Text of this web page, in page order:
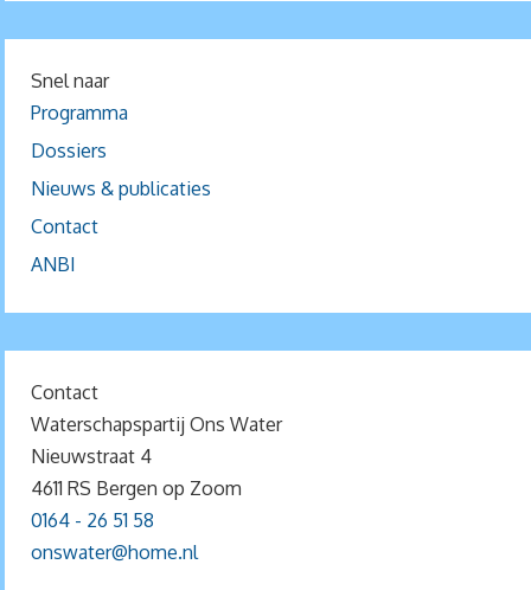
Snel naar
Programma
Dossiers
Nieuws & publicaties
Contact
ANBI
Contact
Waterschapspartij Ons Water
Nieuwstraat 4
4611 RS Bergen op Zoom
0164 - 26 51 58
onswater@home.nl